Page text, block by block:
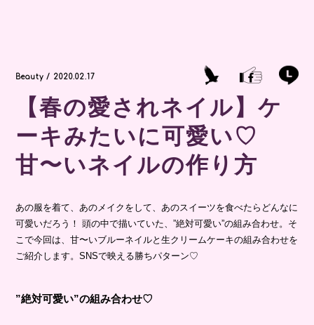
Beauty / 2020.02.17
【春の愛されネイル】ケ
ーキみたいに可愛い♡
甘〜いネイルの作り方
あの服を着て、あのメイクをして、あのスイーツを食べたらどんなに
可愛いだろう！ 頭の中で描いていた、”絶対可愛い”の組み合わせ。そ
こで今回は、甘〜いブルーネイルと生クリームケーキの組み合わせを
ご紹介します。SNSで映える勝ちパターン♡
”絶対可愛い”の組み合わせ♡